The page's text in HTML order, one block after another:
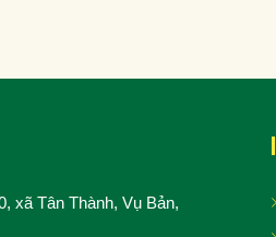
xã Tân Thành, Vụ Bản,